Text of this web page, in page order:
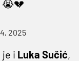
😭💔
2025
je i Luka Sučić,